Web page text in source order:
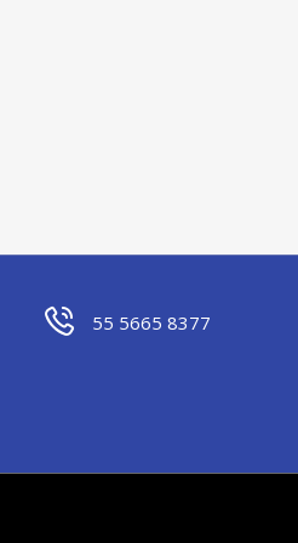
55 5665 8377